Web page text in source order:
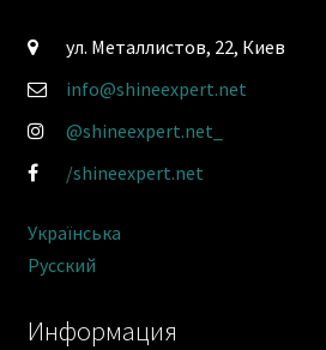
Информация
ул. Металлистов, 22, Киев
info@shineexpert.net
@shineexpert.net_
/shineexpert.net
Українська
Русский